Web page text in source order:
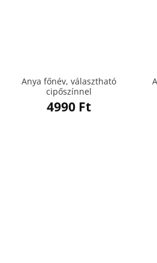
Anya főnév, választható
cipőszínnel
4990 Ft